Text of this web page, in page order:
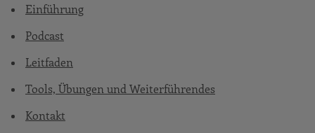
Einführung
Podcast
Leitfaden
Tools, Übungen und Weiterführendes
Kontakt